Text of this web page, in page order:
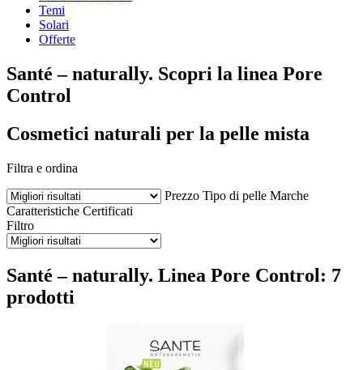
Temi
Solari
Offerte
Santé – naturally. Scopri la linea Pore
Control
Cosmetici naturali per la pelle mista
Filtra e ordina
Prezzo Tipo di pelle Marche
Caratteristiche Certificati
Filtro
Santé – naturally. Linea Pore Control: 7
prodotti